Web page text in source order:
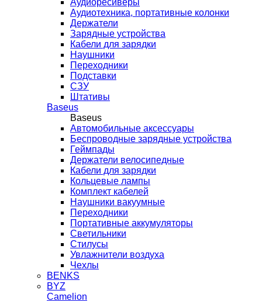
Аудиоресиверы
Аудиотехника, портативные колонки
Держатели
Зарядные устройства
Кабели для зарядки
Наушники
Переходники
Подставки
СЗУ
Штативы
Baseus
Baseus
Автомобильные аксессуары
Беспроводные зарядные устройства
Геймпады
Держатели велосипедные
Кабели для зарядки
Кольцевые лампы
Комплект кабелей
Наушники вакуумные
Переходники
Портативные аккумуляторы
Светильники
Стилусы
Увлажнители воздуха
Чехлы
BENKS
BYZ
Camelion